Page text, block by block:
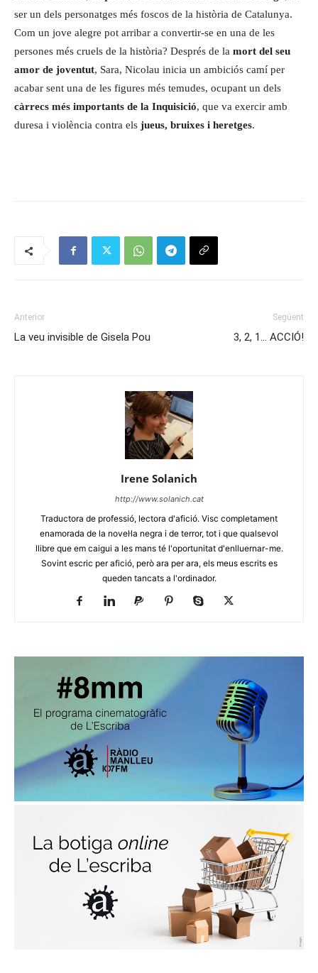
ser un dels personatges més foscos de la història de Catalunya.
Com un jove alegre pot arribar a convertir-se en una de les
persones més cruels de la història? Després de la mort del seu
amor de joventut, Sara, Nicolau inicia un ambiciós camí per
acabar sent una de les figures més temudes, ocupant un dels
càrrecs més importants de la Inquisició, que va exercir amb
duresa i violència contra els jueus, bruixes i heretges.
Anterior
La veu invisible de Gisela Pou
Següent
3, 2, 1… ACCIÓ!
Irene Solanich
http://www.solanich.cat
Traductora de professió, lectora d'afició. Visc completament
enamorada de la novel·la negra i de terror, tot i que qualsevol
llibre que em caigui a les mans té l'oportunitat d'enlluernar-me.
Sovint escric per afició, però ara per ara, els meus escrits es
queden tancats a l'ordinador.